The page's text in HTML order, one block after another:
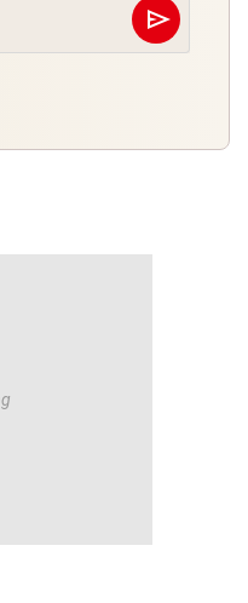
send
Abschicken